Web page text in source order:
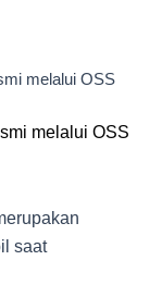
melalui OSS
saat